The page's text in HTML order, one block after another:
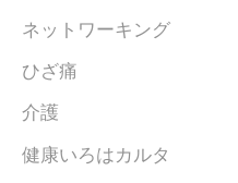
ネットワーキング
ひざ痛
介護
健康いろはカルタ